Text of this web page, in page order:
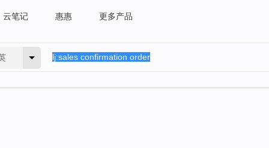
云笔记 惠惠 更多产品